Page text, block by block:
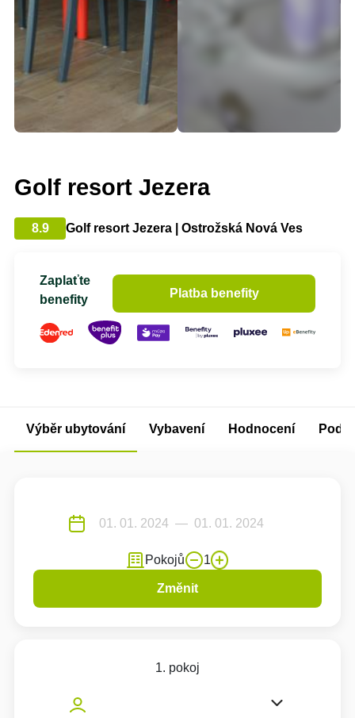
Golf resort Jezera
8.9 Golf resort Jezera | Ostrožská Nová Ves
Zaplaťte
benefity
Platba benefity
Výběr ubytování Vybavení Hodnocení
Pokojů 1
Změnit
1. pokoj